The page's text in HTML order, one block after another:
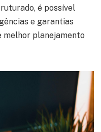
é possível
e garantias
melhor planejamento